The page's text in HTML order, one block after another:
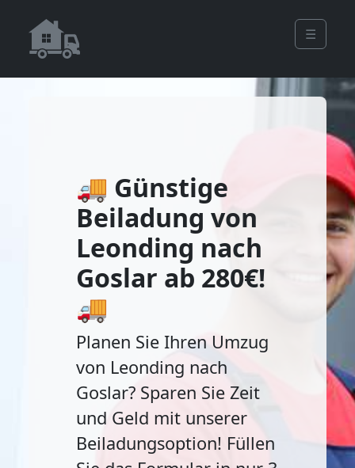
☰
🚚 Günstige
Beiladung von
Leonding nach
Goslar ab 280€!
🚚
Planen Sie Ihren Umzug
von Leonding nach
Goslar? Sparen Sie Zeit
und Geld mit unserer
Beiladungsoption! Füllen